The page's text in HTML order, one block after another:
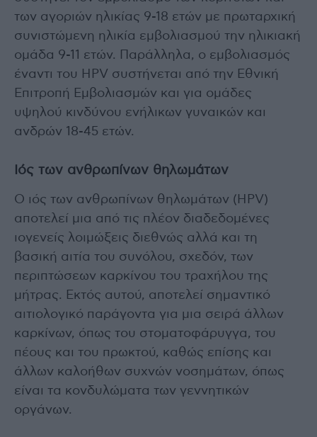
των αγοριών ηλικίας 9-18 ετών με πρωταρχική
συνιστώμενη ηλικία εμβολιασμού την ηλικιακή
ομάδα 9-11 ετών. Παράλληλα, ο εμβολιασμός
έναντι του HPV συστήνεται από την Εθνική
Επιτροπή Εμβολιασμών και για ομάδες
υψηλού κινδύνου ενήλικων γυναικών και
ανδρών 18-45 ετών.
Ιός των ανθρωπίνων θηλωμάτων
Ο ιός των ανθρωπίνων θηλωμάτων (HPV)
αποτελεί μια από τις πλέον διαδεδομένες
ιογενείς λοιμώξεις διεθνώς αλλά και τη
βασική αιτία του συνόλου, σχεδόν, των
περιπτώσεων καρκίνου του τραχήλου της
μήτρας. Εκτός αυτού, αποτελεί σημαντικό
αιτιολογικό παράγοντα για μια σειρά άλλων
καρκίνων, όπως του στοματοφάρυγγα, του
πέους και του πρωκτού, καθώς επίσης και
άλλων καλοήθων συχνών νοσημάτων, όπως
είναι τα κονδυλώματα των γεννητικών
οργάνων.